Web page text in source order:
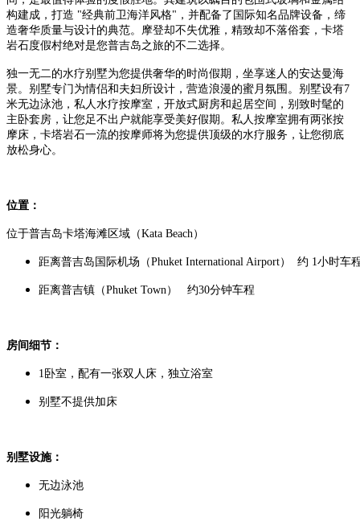
构建成，打造 "经典前卫海洋风格"，并配备了国际知名品牌设备，缔
造奢华质量与设计的典范。 摩登却不失优雅，精致却不落俗套，卡塔
岩石度假村绝对是您普吉岛之旅的不二选择。
独一无二的水疗别墅为您提供奢华的时尚假期，坐享迷人的安达曼海
景。别墅专门为情侣和夫妇所设计，营造浪漫的蜜月氛围。别墅设有7
米无边泳池，私人水疗按摩室，开放式厨房和起居空间，别致时髦的
主卧套房，让您足不出户就能享受美好假期。私人按摩室拥有两张按
摩床，卡塔岩石一流的按摩师将为您提供顶级的水疗服务，让您彻底
放松身心。
位置：
位于普吉岛卡塔海滩区域（Kata Beach）
距离普吉岛国际机场（Phuket International Airport） 约 1小时车
距离普吉镇（Phuket Town） 约30分钟车程
房间细节：
1卧室，配有一张双人床，独立浴室
别墅不提供加床
别墅设施：
无边泳池
阳光躺椅